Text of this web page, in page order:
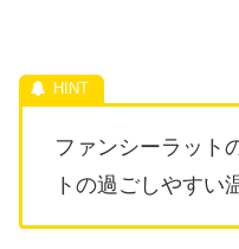
ファンシーラット
トの過ごしやすい